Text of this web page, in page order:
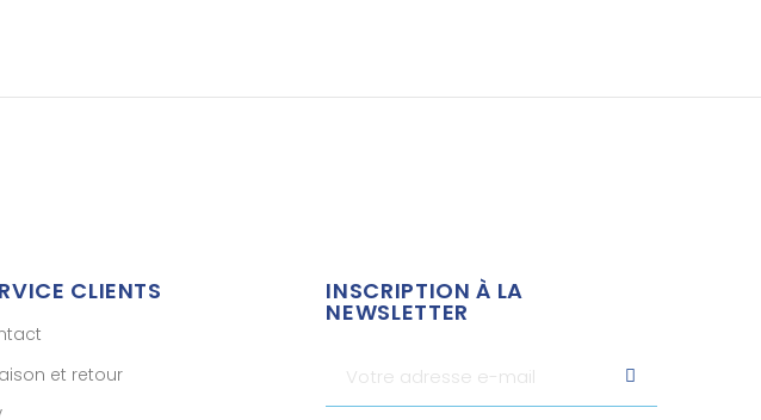
CLIENTS
et retour
INSCRIPTION À LA
NEWSLETTER